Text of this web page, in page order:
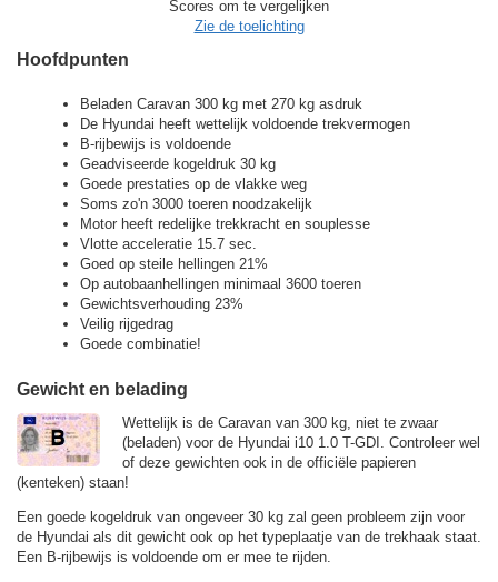
Scores om te vergelijken
Zie de toelichting
Hoofdpunten
Beladen Caravan 300 kg met 270 kg asdruk
De Hyundai heeft wettelijk voldoende trekvermogen
B-rijbewijs is voldoende
Geadviseerde kogeldruk 30 kg
Goede prestaties op de vlakke weg
Soms zo'n 3000 toeren noodzakelijk
Motor heeft redelijke trekkracht en souplesse
Vlotte acceleratie 15.7 sec.
Goed op steile hellingen 21%
Op autobaanhellingen minimaal 3600 toeren
Gewichtsverhouding 23%
Veilig rijgedrag
Goede combinatie!
Gewicht en belading
Wettelijk is de Caravan van 300 kg, niet te zwaar
(beladen) voor de Hyundai i10 1.0 T-GDI. Controleer wel
of deze gewichten ook in de officiële papieren
(kenteken) staan!
Een goede kogeldruk van ongeveer 30 kg zal geen probleem zijn voor
de Hyundai als dit gewicht ook op het typeplaatje van de trekhaak staat.
Een B-rijbewijs is voldoende om er mee te rijden.